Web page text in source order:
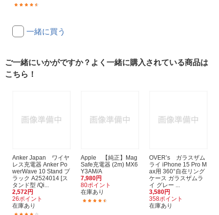
一緒に買う
ご一緒にいかがですか？よく一緒に購入されている商品は
こちら！
Anker Japan ワイヤ
レス充電器 Anker Po
werWave 10 Stand ブ
ラック A2524014 [ス
タンド型 /Qi...
2,572円
26ポイント
在庫あり
Apple 【純正】Mag
Safe充電器 (2m) MX6
Y3AM/A
7,980円
80ポイント
在庫あり
OVER’s ガラスザム
ライ iPhone 15 Pro M
ax用 360°自在リング
ケース ガラスザムラ
イ グレー ...
3,580円
358ポイント
在庫あり